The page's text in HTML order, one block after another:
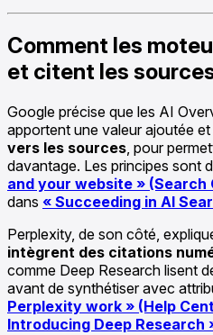
Comment les
et citent les
Google précise que les AI
apportent une valeur ajoutée et
vers les sources, pour
davantage. Les principes sont
and your website » (Search
dans « Succeeding in AI
Perplexity, de son côté,
intègrent des citations
comme Deep Research lisent
avant de synthétiser avec
Perplexity work » (Help
Introducing Deep Research